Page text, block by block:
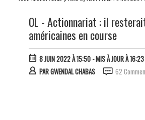
OL - Actionnariat : il
américaines en course
8 JUIN 2022 À 15:50- MIS À JOUR À 16:23
PARGWENDAL CHABAS 62